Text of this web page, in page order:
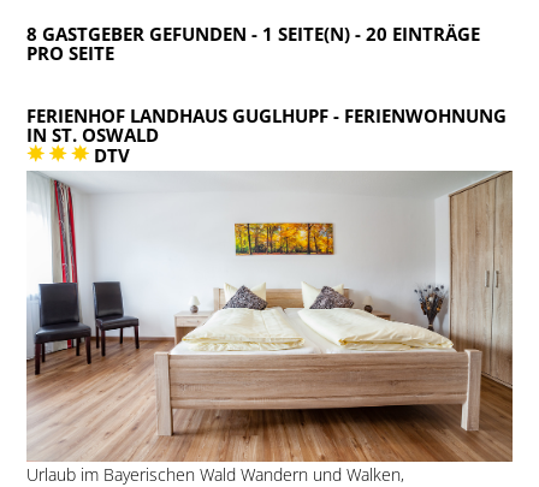
8 GASTGEBER GEFUNDEN - 1 SEITE(N) - 20 EINTRÄGE
PRO SEITE
FERIENHOF LANDHAUS GUGLHUPF- FERIENWOHNUNG
IN ST. OSWALD
DTV
Urlaub im Bayerischen Wald Wandern und Walken,